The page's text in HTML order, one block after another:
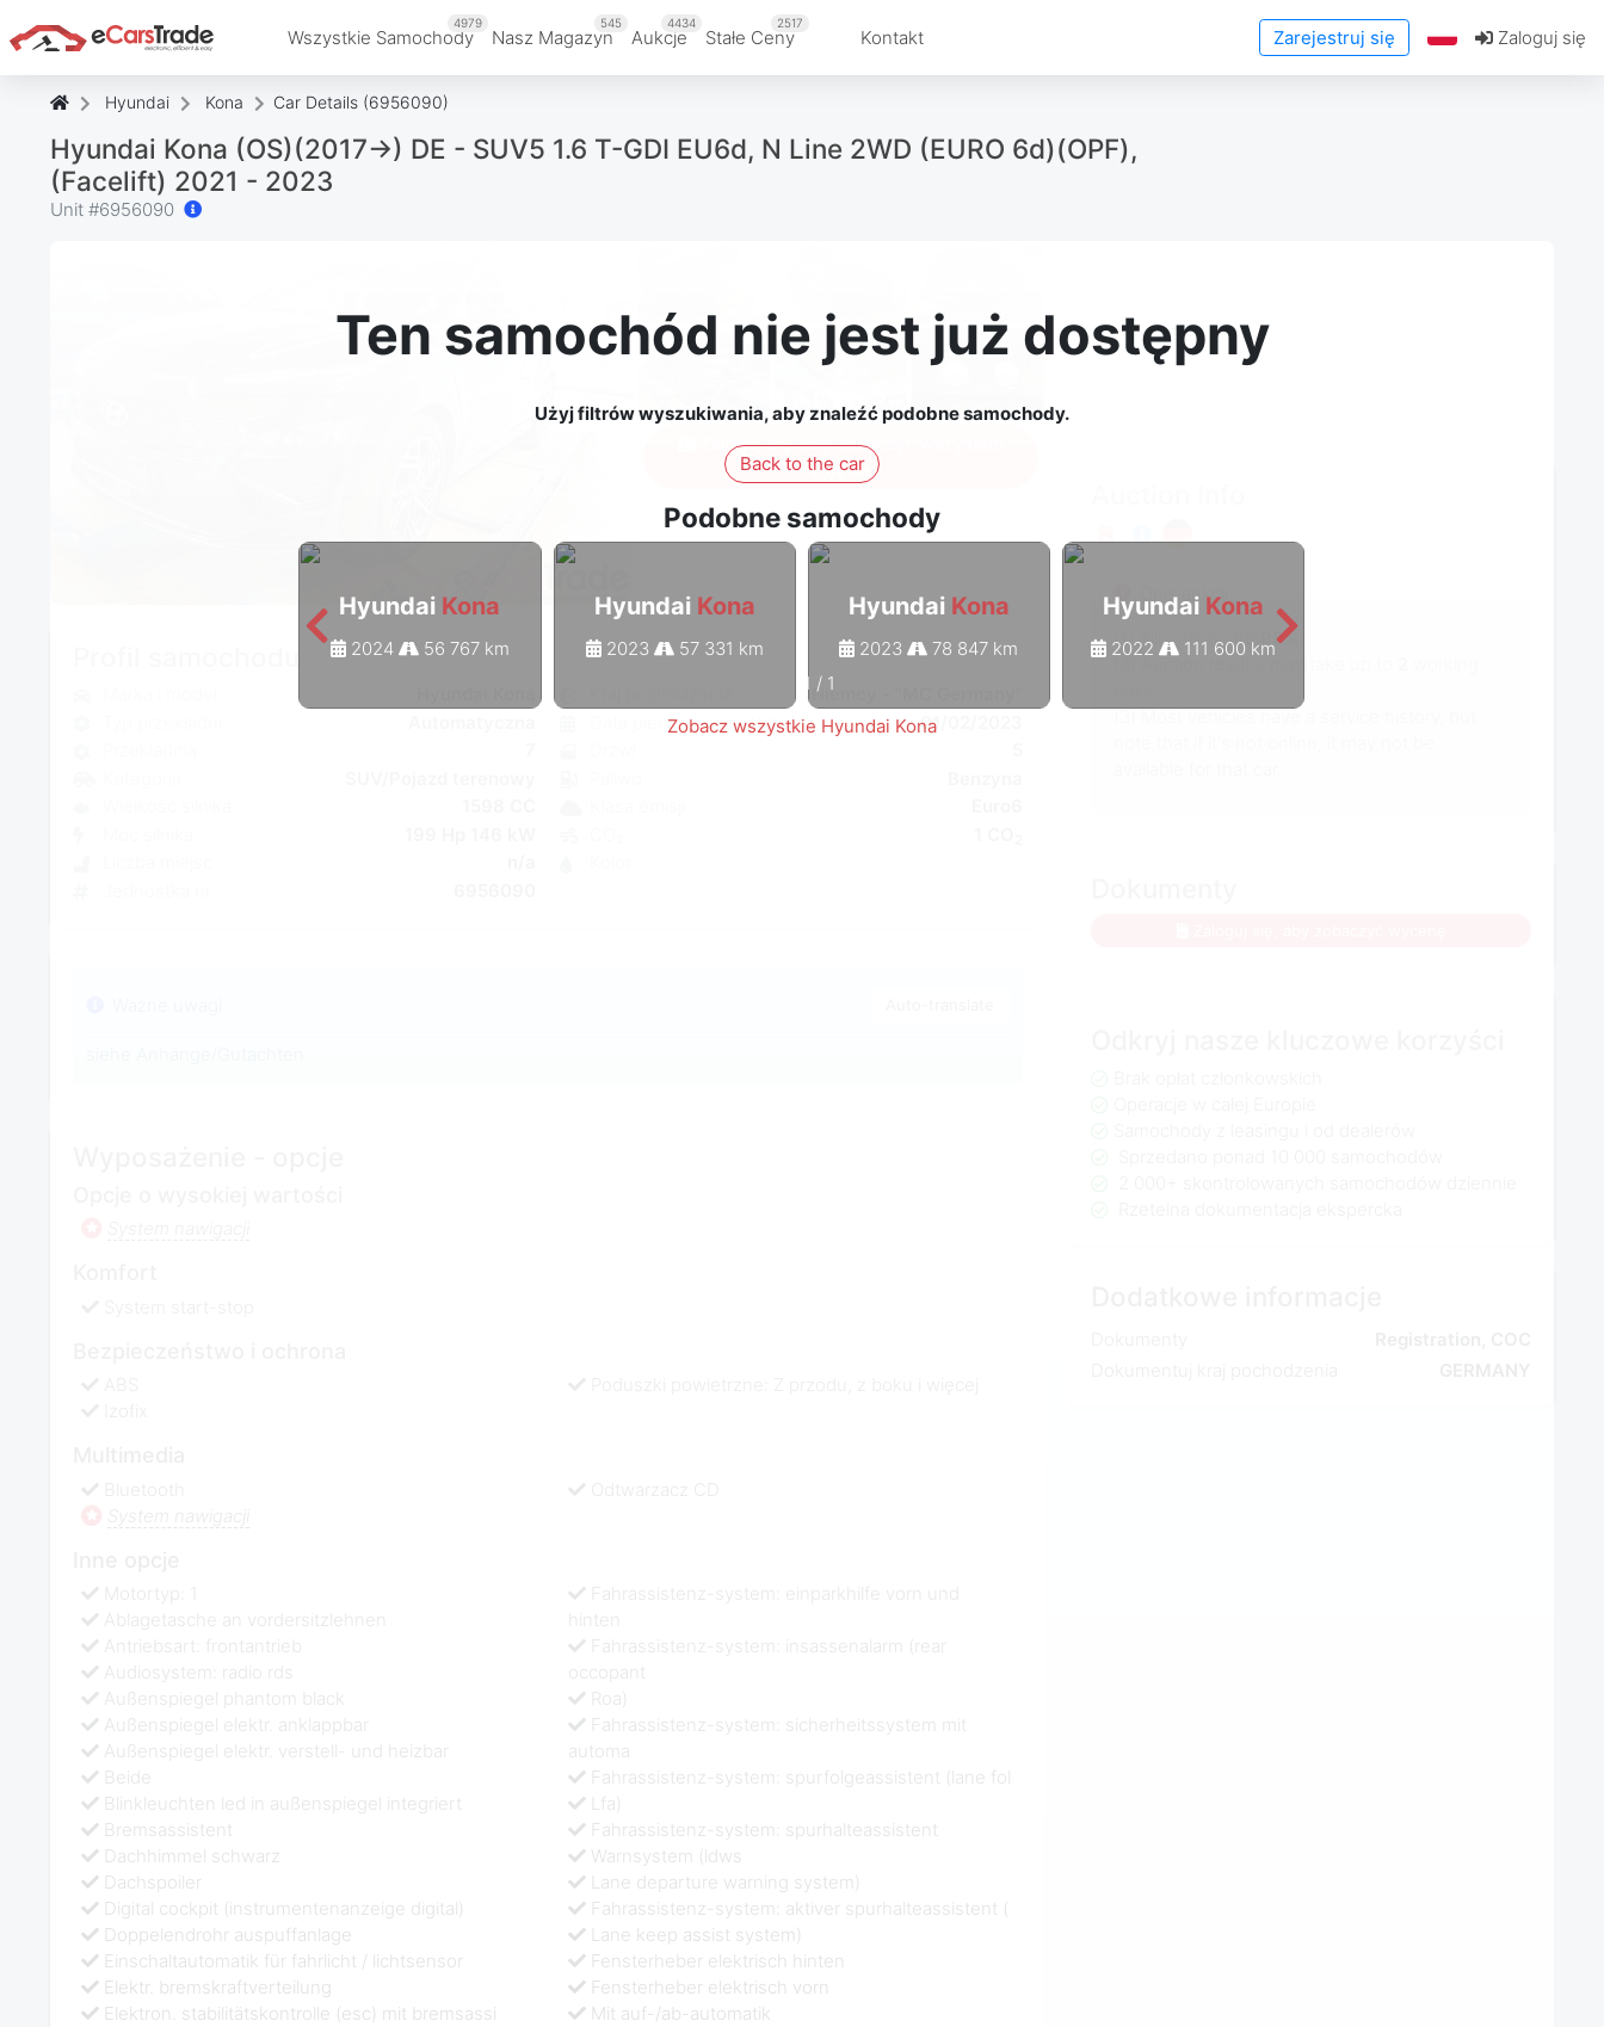
Wszystkie Samochody
4979
Nasz Magazyn
545
Aukcje
4434
Stałe Ceny
2517
Kontakt Zarejestruj się Zaloguj się
Hyundai Kona Car Details (6956090)
Hyundai Kona (OS)(2017->) DE - SUV5 1.6 T-GDI EU6d, N Line 2WD (EURO 6d)(OPF),
(Facelift) 2021 - 2023
Unit #6956090
Ten samochód nie jest już dostępny
Użyj filtrów wyszukiwania, aby znaleźć podobne samochody.
Back to the car
Podobne samochody
Hyundai Kona
2024 56 767 km
Hyundai Kona
2023 57 331 km
Hyundai Kona
2023 78 847 km
Hyundai Kona
2022
111 600 km
1 / 1
Zobacz wszystkie Hyundai Kona
Opis aukcji
(1) Allocation rate
98%
Zaloguj się, aby zobaczyć wszystkie
zdjęcia
Niemcy - "MC Germany"
Data pierwszej rejestracji
01/02/2023
Motortyp: 1
Ablagetasche an vordersitzlehnen
Antriebsart: frontantrieb
Audiosystem: radio rds
Außenspiegel phantom black
Außenspiegel elektr. anklappbar
Außenspiegel elektr. verstell- und heizbar
Beide
Blinkleuchten led in außenspiegel integriert
Bremsassistent
Dachhimmel schwarz
Dachspoiler
Digital cockpit (instrumentenanzeige digital)
Doppelendrohr auspuffanlage
Einschaltautomatik für fahrlicht / lichtsensor
Elektr. bremskraftverteilung
Elektron. stabilitätskontrolle (esc) mit bremsassi
Fahrassistenz-system: einparkhilfe vorn und
Fahrassistenz-system: insassenalarm (rear
occopant
Roa)
Fahrassistenz-system: sicherheitssystem mit
automa
Fahrassistenz-system: spurfolgeassistent (lane fol
Lfa)
Fahrassistenz-system: spurhalteassistent
Warnsystem (ldws
Lane departure warning system)
Fahrassistenz-system: aktiver spurhalteassistent (
Lane keep assist system)
Fensterheber elektrisch hinten
Fensterheber elektrisch vorn
Mit auf-/ab-automatik